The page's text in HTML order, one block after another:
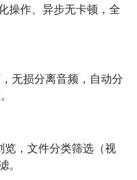
操作、异步无卡顿，全
无损分离音频，自动分
，文件分类筛选（视